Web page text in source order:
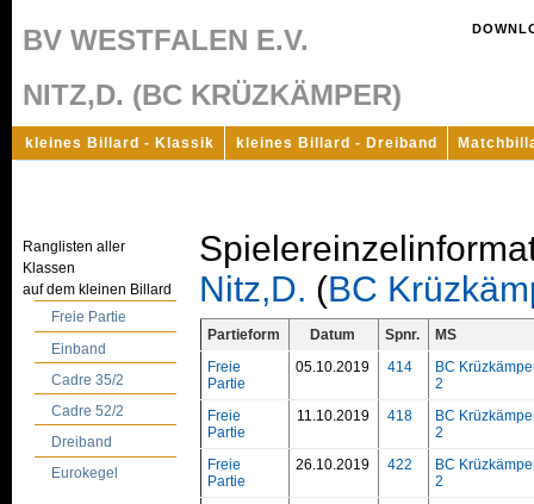
BV WESTFALEN E.V.
NITZ,D. (BC KRÜZKÄMPER)
kleines Billard - Klassik kleines Billard - Dreiband
Ranglisten aller
Klassen
auf dem kleinen Billard
Freie Partie
Einband
Cadre 35/2
Cadre 52/2
Dreiband
Eurokegel
Nitz,D. (BC
Partieform Datum Spnr.
MS
Freie
Partie
05.10.2019 414
BC
2
Freie
Partie
11.10.2019 418
BC
2
Freie
Partie
26.10.2019 422
BC
2